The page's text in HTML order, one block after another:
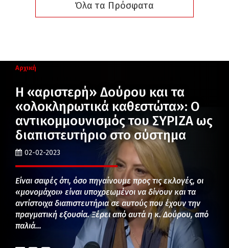
Όλα τα Πρόσφατα
Αρχική
Η «αριστερή» Δούρου και τα
«ολοκληρωτικά καθεστώτα»: Ο
αντικομμουνισμός του ΣΥΡΙΖΑ ως
διαπιστευτήριο στο σύστημα
02-02-2023
Είναι σαφές ότι, όσο πηγαίνουμε προς τις εκλογές, οι
«μονομάχοι» είναι υποχρεωμένοι να δίνουν και τα
αντίστοιχα διαπιστευτήρια σε αυτούς που έχουν την
πραγματική εξουσία. Ξέρει από αυτά η κ. Δούρου, από
παλιά…